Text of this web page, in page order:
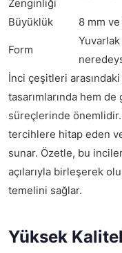
Zenginliği
Büyüklük
8 mm
Form
İnci çeşitleri arasındaki
tasarımlarında hem
süreçlerinde
tercihlere hitap eden
sunar. Özetle, bu
açılarıyla birleşerek
temelini sağlar.
Yüksek